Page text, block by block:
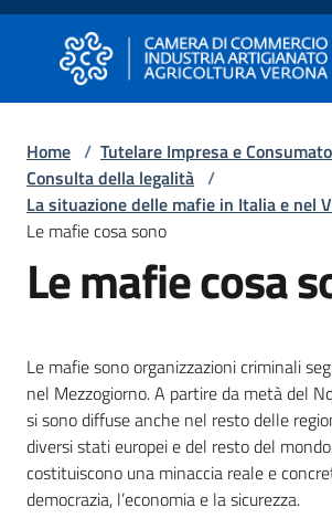
Vai al contenuto
Vai alla navigazione
Vai al footer
Camera di Commercio di
Camera di Commercio di
Avviare
Impresa
Gestire
Promuovere
Impresa
e
Territorio
Home / Tutelare Impresa e
Consulta della legalità /
La situazione delle mafie in Italia e nel
Le mafie cosa sono
Le mafie cosa
Le mafie sono organizzazioni criminali
nel Mezzogiorno. A partire da metà del
si sono diffuse anche nel resto delle
diversi stati europei e del resto del
costituiscono una minaccia reale e
democrazia, l’economia e la sicurezza.